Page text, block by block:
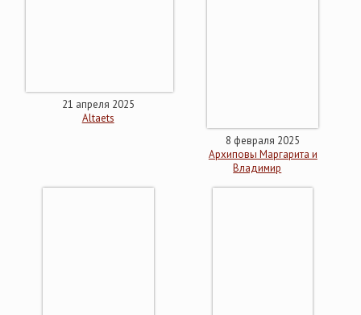
21 апреля 2025
Altaets
8 февраля 2025
Архиповы Маргарита и
Владимир